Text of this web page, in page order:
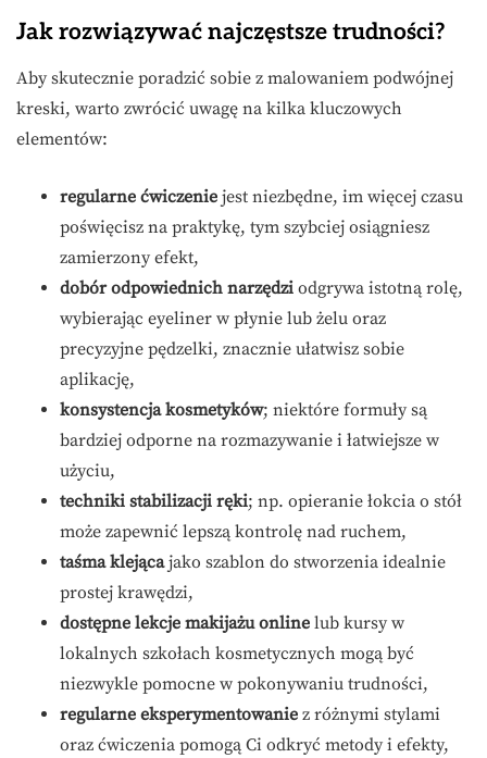
Jak rozwiązywać najczęstsze trudności?
Aby skutecznie poradzić sobie z malowaniem podwójnej
kreski, warto zwrócić uwagę na kilka kluczowych
elementów:
regularne ćwiczenie jest niezbędne, im więcej czasu
poświęcisz na praktykę, tym szybciej osiągniesz
zamierzony efekt,
dobór odpowiednich narzędzi odgrywa istotną rolę,
wybierając eyeliner w płynie lub żelu oraz
precyzyjne pędzelki, znacznie ułatwisz sobie
aplikację,
konsystencja kosmetyków; niektóre formuły są
bardziej odporne na rozmazywanie i łatwiejsze w
użyciu,
techniki stabilizacji ręki; np. opieranie łokcia o stół
może zapewnić lepszą kontrolę nad ruchem,
taśma klejącajako szablon do stworzenia idealnie
prostej krawędzi,
dostępne lekcje makijażu online lub kursy w
lokalnych szkołach kosmetycznych mogą być
niezwykle pomocne w pokonywaniu trudności,
regularne eksperymentowanie z różnymi stylami
oraz ćwiczenia pomogą Ci odkryć metody i efekty,